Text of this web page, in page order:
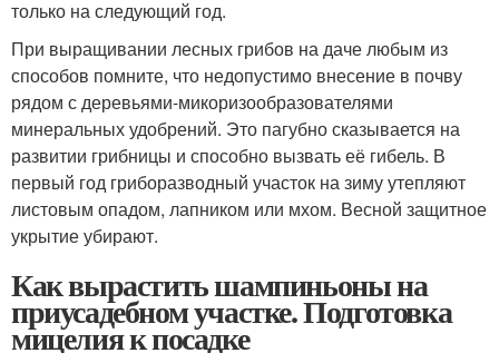
только на следующий год.
При выращивании лесных грибов на даче любым из
способов помните, что недопустимо внесение в почву
рядом с деревьями-микоризообразователями
минеральных удобрений. Это пагубно сказывается на
развитии грибницы и способно вызвать её гибель. В
первый год гриборазводный участок на зиму утепляют
листовым опадом, лапником или мхом. Весной защитное
укрытие убирают.
Как вырастить шампиньоны на
приусадебном участке. Подготовка
мицелия к посадке